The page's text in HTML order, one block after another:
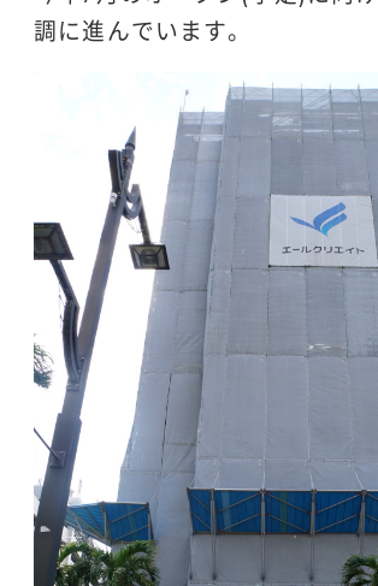
調に進んでいます。